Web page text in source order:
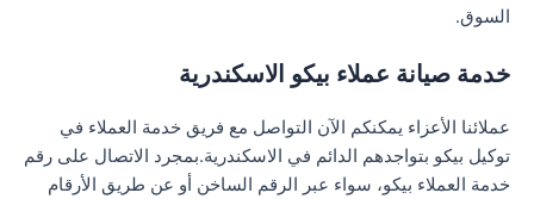
السوق.
خدمة صيانة عملاء بيكو الاسكندرية
عملائنا الأعزاء يمكنكم الآن التواصل مع فريق خدمة العملاء في
توكيل بيكو بتواجدهم الدائم في الاسكندرية.بمجرد الاتصال على رقم
خدمة العملاء بيكو، سواء عبر الرقم الساخن أو عن طريق الأرقام